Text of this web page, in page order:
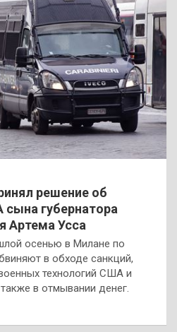
решение об
губернатора
Артема Усса
осенью в Милане по
в обходе санкций,
технологий США и
в отмывании денег.